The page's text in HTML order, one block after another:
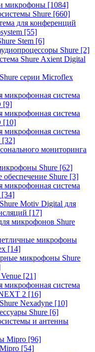
микрофоны [1084]
Shure [660]
для конференций
[55]
Stem [6]
Shure [2]
Shure Axient Digital
серии Microflex
микрофонная система
[9]
микрофонная система
[10]
микрофонная система
[32]
мониторинга
Shure [62]
Shure [3]
микрофонная система
[34]
Motiv Digital для
[17]
микрофонов Shure
микрофоны
[14]
микрофоны Shure
[21]
микрофонная система
2 [16]
Nexadyne [10]
Shure [6]
и антенны
Mipro [96]
[54]